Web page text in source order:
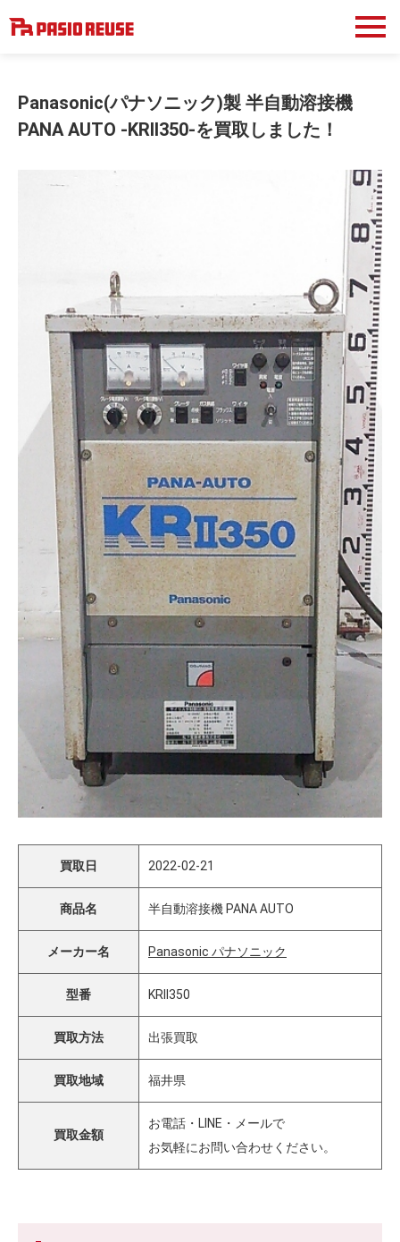
Panasonic(パナソニック)製 半自動溶接機
PANA AUTO -KRII350-を買取しました！
買取日 2022-02-21
商品名 半自動溶接機 PANA AUTO
メーカー名 Panasonic パナソニック
型番 KRII350
買取方法 出張買取
買取地域 福井県
買取金額
お電話・LINE・メールで
お気軽にお問い合わせください。